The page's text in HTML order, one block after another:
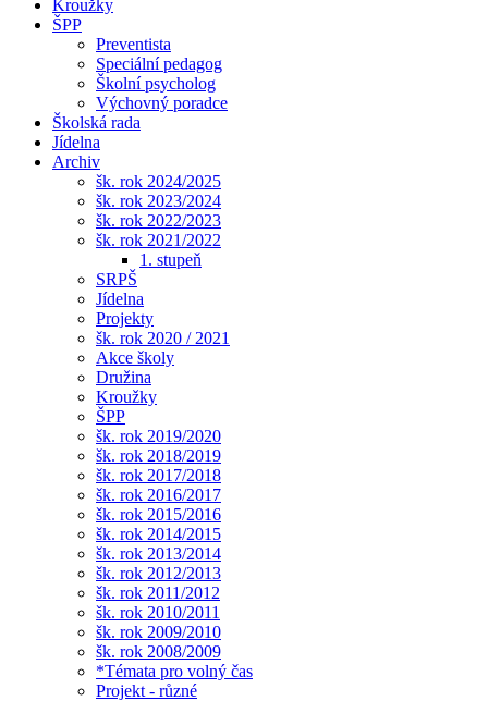
Kroužky
ŠPP
Preventista
Speciální pedagog
Školní psycholog
Výchovný poradce
Školská rada
Jídelna
Archiv
šk. rok 2024/2025
šk. rok 2023/2024
šk. rok 2022/2023
šk. rok 2021/2022
1. stupeň
SRPŠ
Jídelna
Projekty
šk. rok 2020 / 2021
Akce školy
Družina
Kroužky
ŠPP
šk. rok 2019/2020
šk. rok 2018/2019
šk. rok 2017/2018
šk. rok 2016/2017
šk. rok 2015/2016
šk. rok 2014/2015
šk. rok 2013/2014
šk. rok 2012/2013
šk. rok 2011/2012
šk. rok 2010/2011
šk. rok 2009/2010
šk. rok 2008/2009
*Témata pro volný čas
Projekt - různé